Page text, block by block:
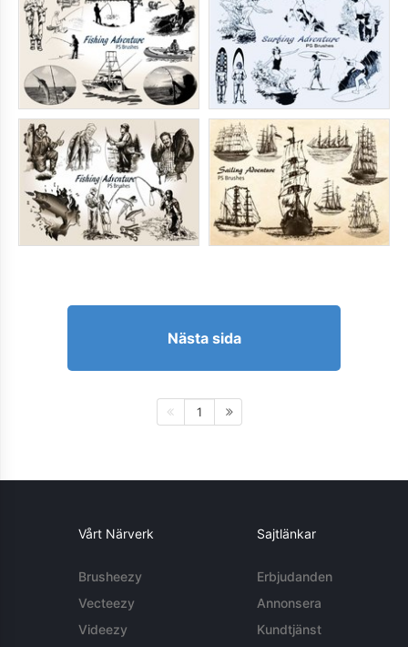
Nästa sida
1
Vårt Närverk
Brusheezy
Vecteezy
Videezy
Sajtlänkar
Erbjudanden
Annonsera
Kundtjänst